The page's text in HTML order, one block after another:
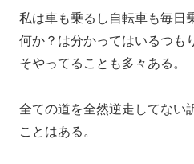
私は車も乗るし自転車も毎日
何か？は分かってはいるつも
そやってることも多々ある。
全ての道を全然逆走してない
ことはある。